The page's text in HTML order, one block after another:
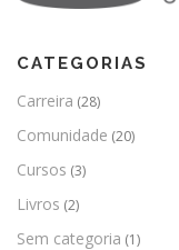
CATEGORIAS
Carreira (28)
Comunidade (20)
Cursos (3)
Livros (2)
Sem categoria (1)